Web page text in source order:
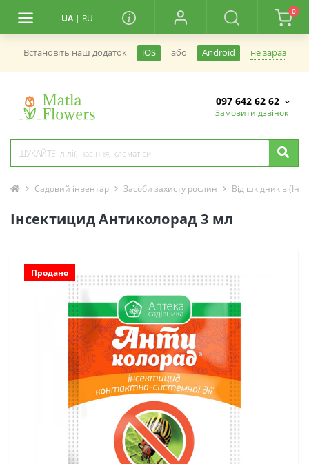
UA | RU
0
Встановiть наш додаток iOS або Android не зараз
097 642 62 62
Замовити дзвінок
Садовий інвентар Засоби захисту рослин Від шкідників
Інсектицид Антиколорад 3 мл
Продано